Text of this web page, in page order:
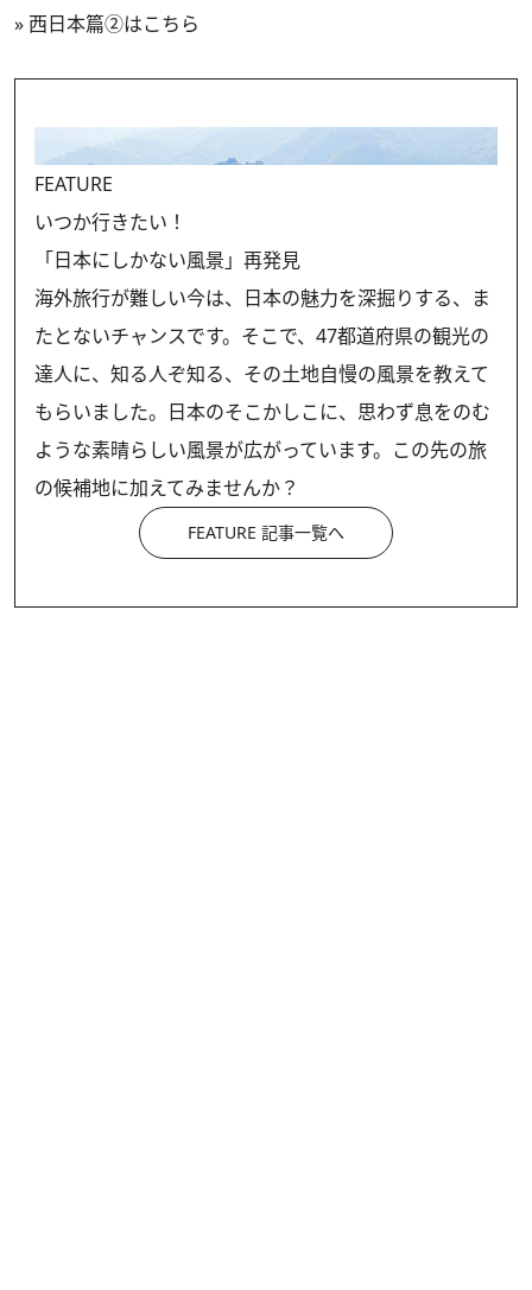
» 西日本篇②はこちら
FEATURE
いつか行きたい！
「日本にしかない風景」再発見
海外旅行が難しい今は、日本の魅力を深掘りする、ま
たとないチャンスです。そこで、47都道府県の観光の
達人に、知る人ぞ知る、その土地自慢の風景を教えて
もらいました。日本のそこかしこに、思わず息をのむ
ような素晴らしい風景が広がっています。この先の旅
の候補地に加えてみませんか？
FEATURE 記事一覧へ